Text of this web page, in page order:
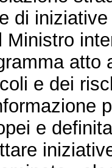
di
Ministro
atto
e dei
e